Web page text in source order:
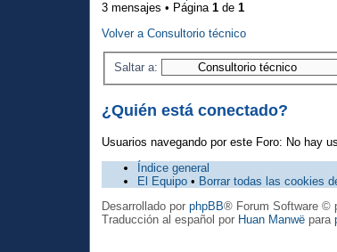
3 mensajes • Página1 de1
Volver a Consultorio técnico
Saltar a:
¿Quién está conectado?
Usuarios navegando por este Foro: No hay
Índice general
El Equipo • Borrar todas las cookies
Desarrollado porphpBB® Forum Software ©
Traducción al español por Huan Manwë para